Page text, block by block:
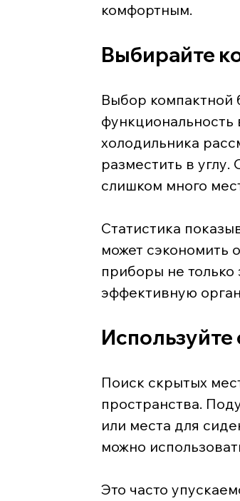
комфортным.
Выбирайте
Выбор компактной
холодильника
разместить в
слишком много
Статистика
может сэкономить
приборы не
эффективную
Поиск скрытых
пространства.
или места для
можно
Это часто